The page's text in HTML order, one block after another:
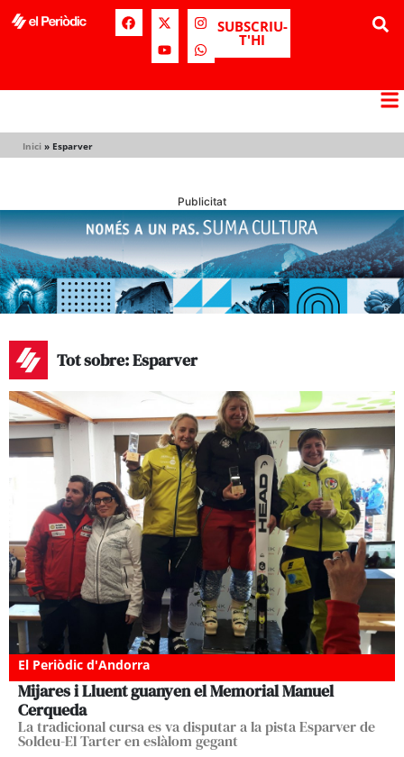
SUBSCRIU-
T'HI
Inici » Esparver
Publicitat
Tot sobre: Esparver
El Periòdic d'Andorra
Mijares i Lluent guanyen el Memorial Manuel
Cerqueda
La tradicional cursa es va disputar a la pista Esparver de
Soldeu-El Tarter en eslàlom gegant